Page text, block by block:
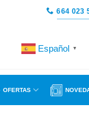
664 023
Español ▼
OFERTAS